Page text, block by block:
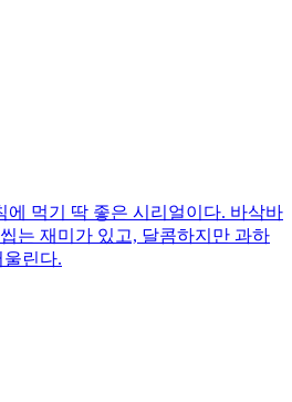
에 먹기 딱 좋은 시리얼이다. 바삭바
는 재미가 있고, 달콤하지만 과하
린다.